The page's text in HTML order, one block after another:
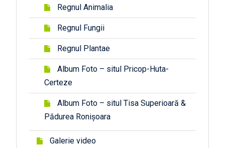
Regnul Animalia
Regnul Fungii
Regnul Plantae
Album Foto – situl Pricop-Huta-
Certeze
Album Foto – situl Tisa Superioară &
Pădurea Ronișoara
Galerie video